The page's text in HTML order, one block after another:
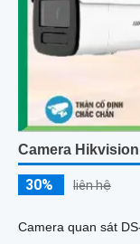
Camera
30% liên hệ
Camera quan sát